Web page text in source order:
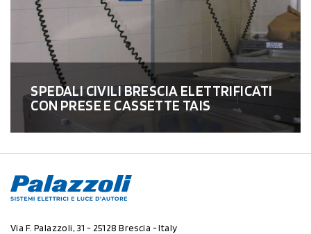
SPEDALI CIVILI BRESCIA ELETTRIFICATI
CON PRESE E CASSETTE TAIS
Via F. Palazzoli, 31 - 25128 Brescia - Italy